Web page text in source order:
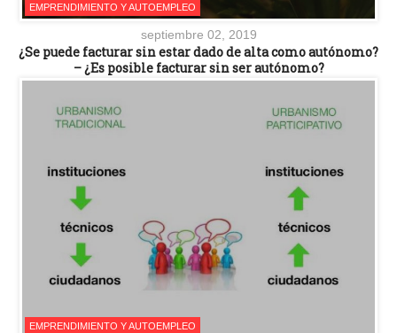
EMPRENDIMIENTO Y AUTOEMPLEO
septiembre 02, 2019
¿Se puede facturar sin estar dado de alta como autónomo?
– ¿Es posible facturar sin ser autónomo?
EMPRENDIMIENTO Y AUTOEMPLEO